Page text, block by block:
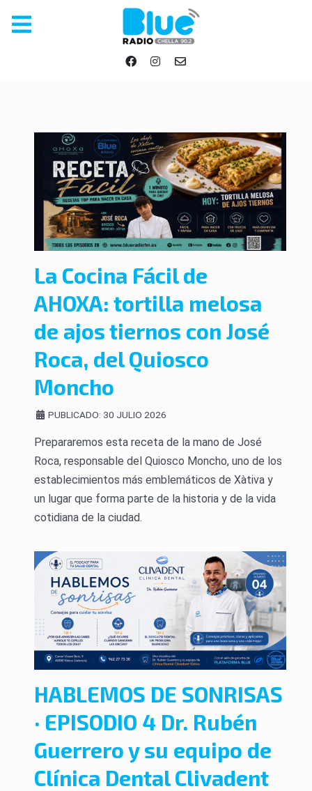
La Cocina Fácil de
AHOXA: tortilla melosa
de ajos tiernos con José
Roca, del Quiosco
Moncho
PUBLICADO: 30 JULIO 2026
Prepararemos esta receta de la mano de José
Roca, responsable del Quiosco Moncho, uno de los
establecimientos más emblemáticos de Xàtiva y
un lugar que forma parte de la historia y de la vida
cotidiana de la ciudad.
HABLEMOS DE SONRISAS
· EPISODIO 4 Dr. Rubén
Guerrero y su equipo de
Clínica Dental Clivadent